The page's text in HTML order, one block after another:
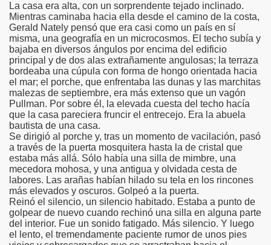
La casa era alta, con un sorprendente tejado inclinado.
Mientras caminaba hacia ella desde el camino de la costa,
Gerald Nately pensó que era casi como un país en sí
misma, una geografía en un microcosmos. El techo subía y
bajaba en diversos ángulos por encima del edificio
principal y de dos alas extrañamente angulosas; la terraza
bordeaba una cúpula con forma de hongo orientada hacia
el mar; el porche, que enfrentaba las dunas y las marchitas
malezas de septiembre, era más extenso que un vagón
Pullman. Por sobre él, la elevada cuesta del techo hacía
que la casa pareciera fruncir el entrecejo. Era la abuela
bautista de una casa.
Se dirigió al porche y, tras un momento de vacilación, pasó
a través de la puerta mosquitera hasta la de cristal que
estaba más allá. Sólo había una silla de mimbre, una
mecedora mohosa, y una antigua y olvidada cesta de
labores. Las arañas habían hilado su tela en los rincones
más elevados y oscuros. Golpeó a la puerta.
Reinó el silencio, un silencio habitado. Estaba a punto de
golpear de nuevo cuando rechinó una silla en alguna parte
del interior. Fue un sonido fatigado. Más silencio. Y luego
el lento, el tremendamente paciente rumor de unos pies